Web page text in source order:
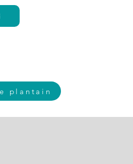
plantain